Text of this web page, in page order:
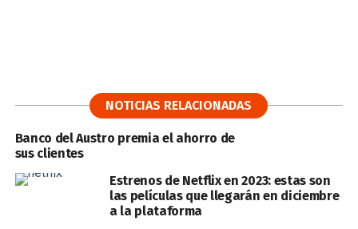
NOTICIAS RELACIONADAS
Banco del Austro premia el ahorro de
sus clientes
Estrenos de Netflix en 2023: estas son
las películas que llegarán en diciembre
a la plataforma